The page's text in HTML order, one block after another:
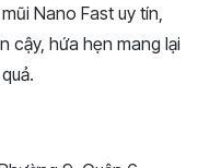
Nano Fast uy tín,
cậy, hứa hẹn mang lại